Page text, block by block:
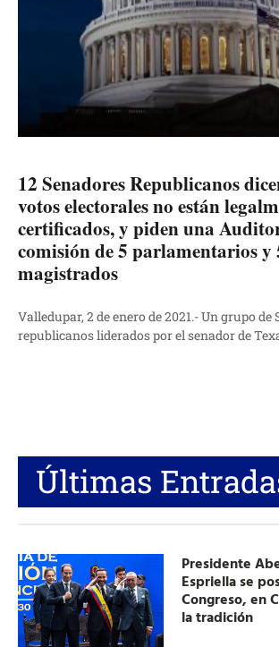
12 Senadores Republicanos
votos electorales no están
certificados, y piden una
comisión de 5 parlamentarios y
magistrados
Valledupar, 2 de enero de 2021.- Un grupo de
republicanos liderados por el senador de
Últimas
Presidente
Espriella se
Congreso, en
la tradición